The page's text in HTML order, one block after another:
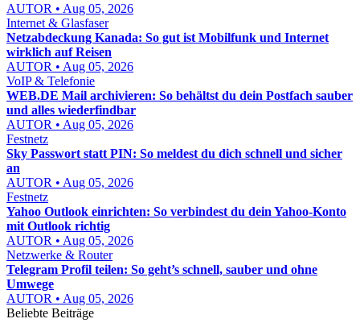
AUTOR • Aug 05, 2026
Internet & Glasfaser
Netzabdeckung Kanada: So gut ist Mobilfunk und Internet
wirklich auf Reisen
AUTOR • Aug 05, 2026
VoIP & Telefonie
WEB.DE Mail archivieren: So behältst du dein Postfach sauber
und alles wiederfindbar
AUTOR • Aug 05, 2026
Festnetz
Sky Passwort statt PIN: So meldest du dich schnell und sicher
an
AUTOR • Aug 05, 2026
Festnetz
Yahoo Outlook einrichten: So verbindest du dein Yahoo-Konto
mit Outlook richtig
AUTOR • Aug 05, 2026
Netzwerke & Router
Telegram Profil teilen: So geht’s schnell, sauber und ohne
Umwege
AUTOR • Aug 05, 2026
Beliebte Beiträge